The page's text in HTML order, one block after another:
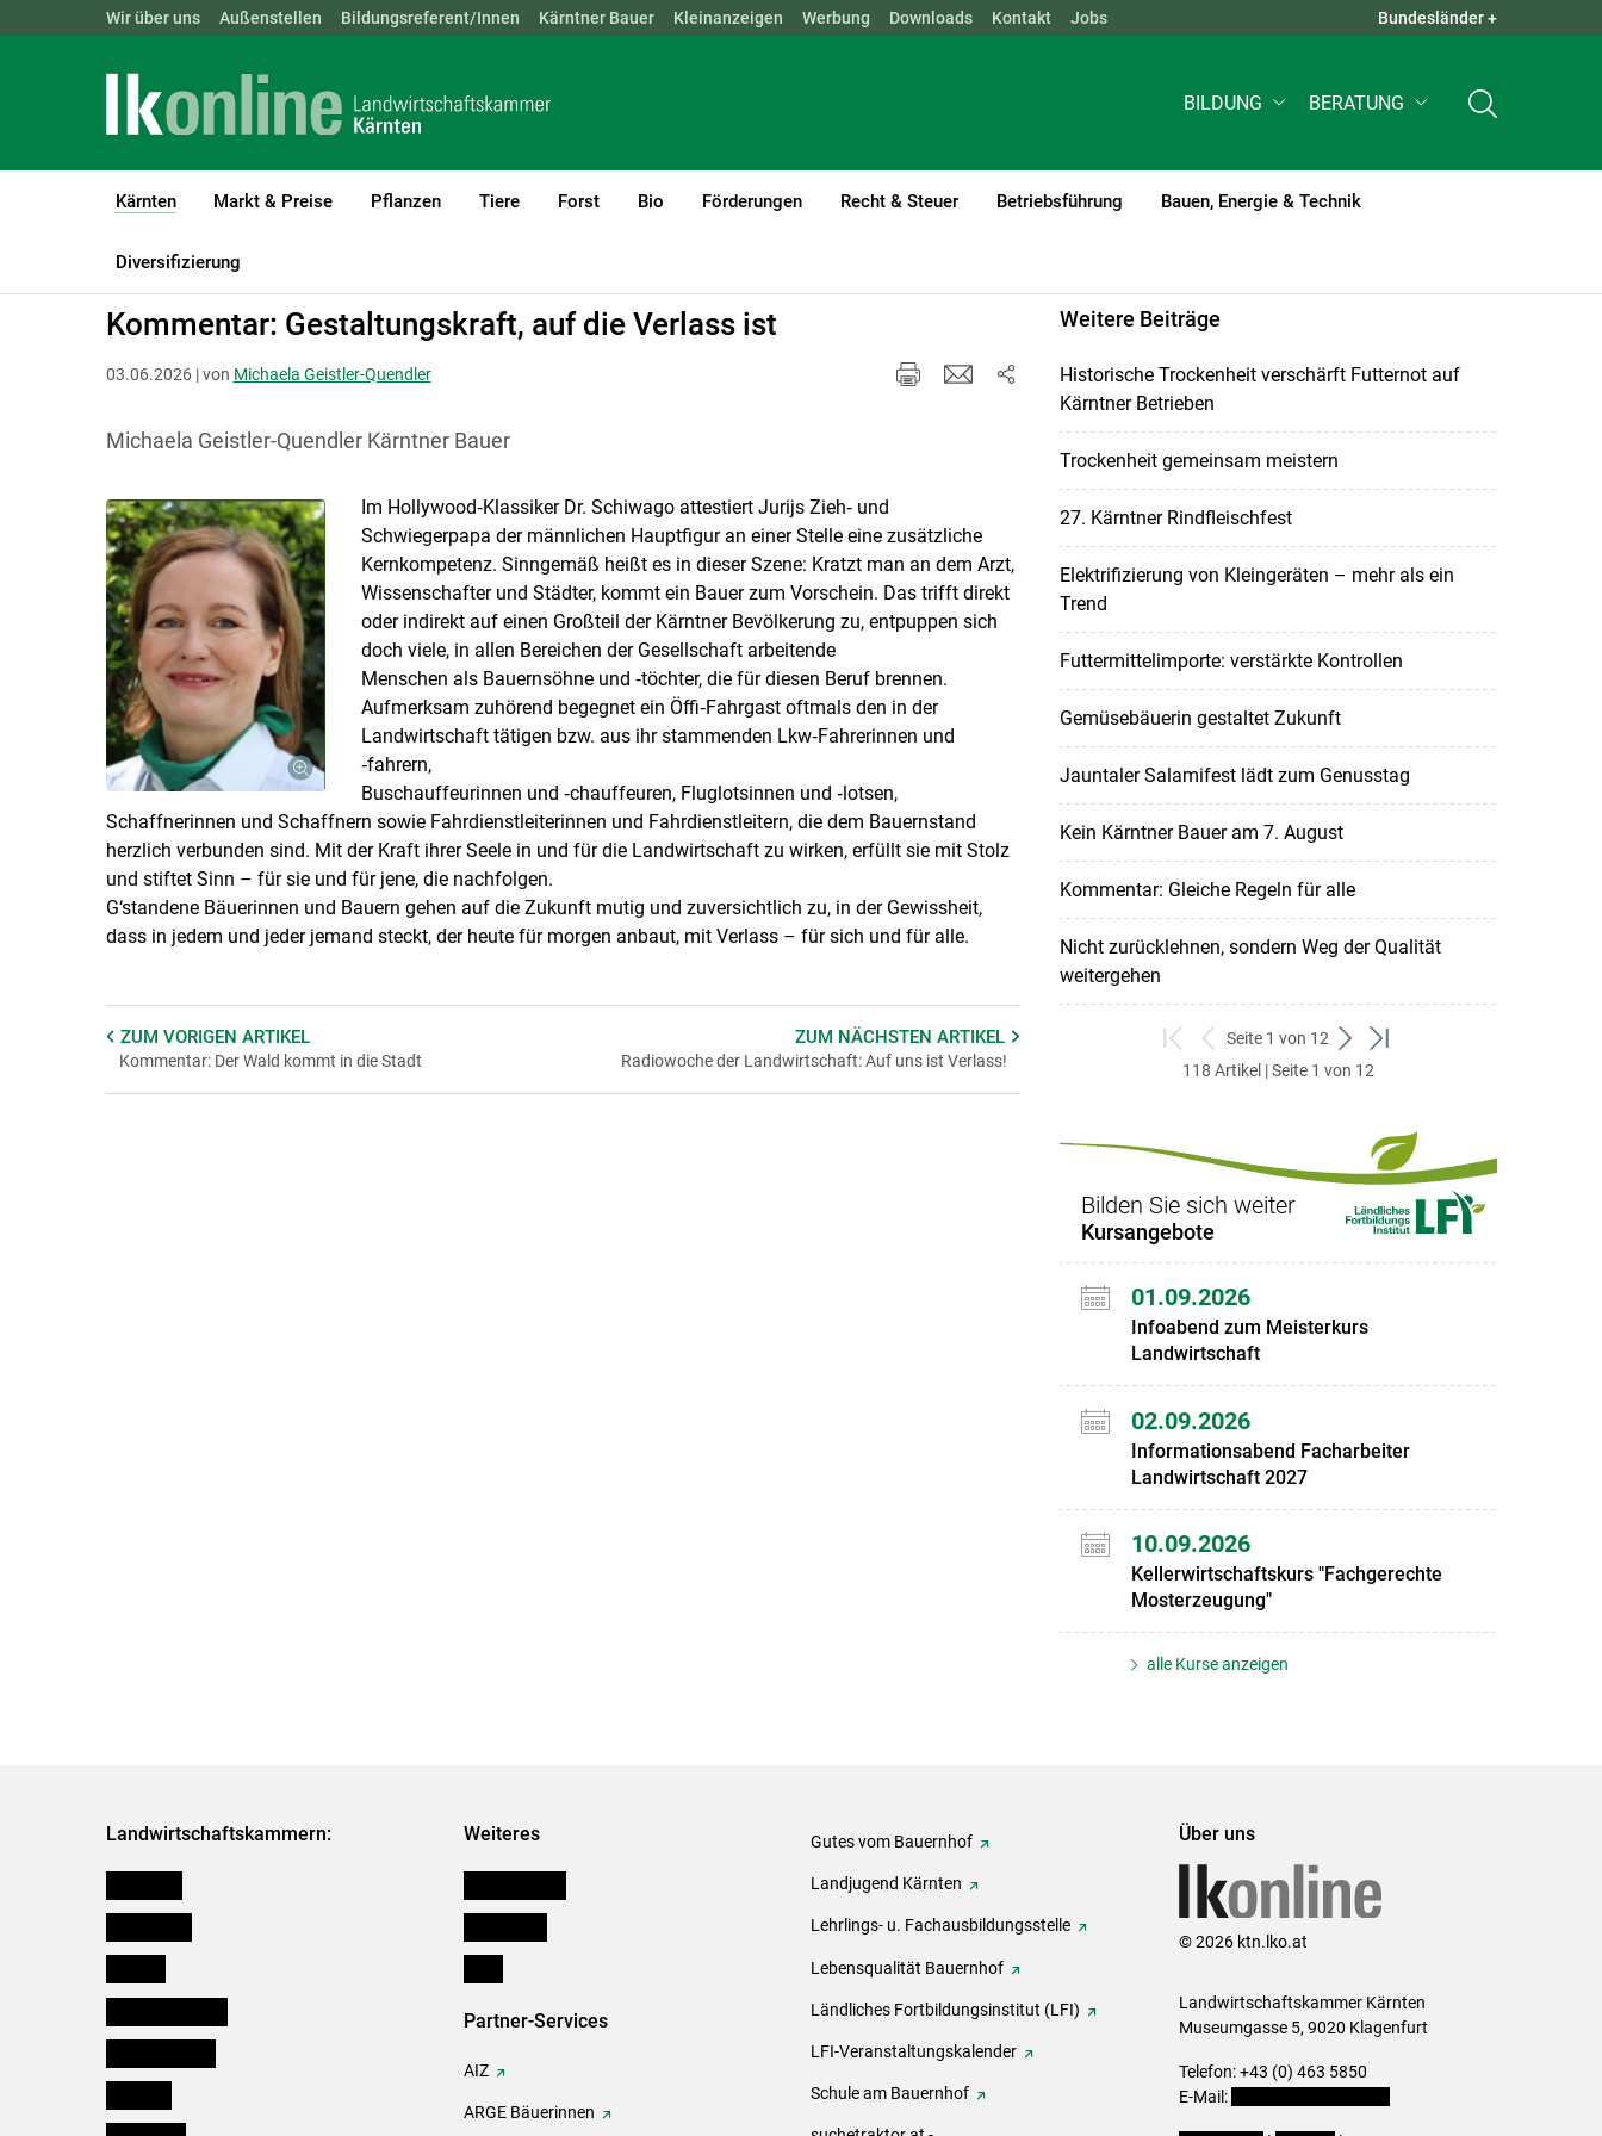
Skip to main content
Landwirtschaftskammern: ÖSTERREICH BGLD KTN NÖ OÖ SBG STMK TIROL VBG WIEN QUICK LINKS +
Wir über uns Außenstellen Bildungsreferent/Innen Kärntner Bauer Kleinanzeigen Werbung Downloads Kontakt Jobs Bundesländer +
BILDUNG BERATUNG
Kärnten
(current)1
Markt & Preise Pflanzen Tiere Forst Bio Förderungen Recht & Steuer Betriebsführung Bauen, Energie & Technik
Diversifizierung
LK Kärnten Kärnten
Kommentar: Gestaltungskraft, auf die Verlass ist
03.06.2026 | von Michaela Geistler-Quendler
Michaela Geistler-Quendler Kärntner Bauer
Im Hollywood‑Klassiker Dr. Schiwago attestiert Jurijs Zieh‑ und
Schwiegerpapa der männlichen Hauptfigur an einer Stelle eine zusätzliche
Kernkompetenz. Sinngemäß heißt es in dieser Szene: Kratzt man an dem Arzt,
Wissenschafter und Städter, kommt ein Bauer zum Vorschein. Das trifft direkt
oder indirekt auf einen Großteil der Kärntner Bevölkerung zu, entpuppen sich
doch viele, in allen Bereichen der Gesellschaft arbeitende
Menschen als Bauernsöhne und ‑töchter, die für diesen Beruf brennen.
Aufmerksam zuhörend begegnet ein Öffi‑Fahrgast oftmals den in der
Landwirtschaft tätigen bzw. aus ihr stammenden Lkw‑Fahrerinnen und
‑fahrern,
Buschauffeurinnen und ‑chauffeuren, Fluglotsinnen und ‑lotsen,
Schaffnerinnen und Schaffnern sowie Fahrdienstleiterinnen und Fahrdienstleitern, die dem Bauernstand
herzlich verbunden sind. Mit der Kraft ihrer Seele in und für die Landwirtschaft zu wirken, erfüllt sie mit Stolz
und stiftet Sinn – für sie und für jene, die nachfolgen.
G‘standene Bäuerinnen und Bauern gehen auf die Zukunft mutig und zuversichtlich zu, in der Gewissheit,
dass in jedem und jeder jemand steckt, der heute für morgen anbaut, mit Verlass – für sich und für alle.
ZUM VORIGEN ARTIKEL
Kommentar: Der Wald kommt in die Stadt
ZUM NÄCHSTENARTIKEL
Radiowoche der Landwirtschaft: Auf uns ist Verlass!
Weitere Beiträge
Historische Trockenheit verschärft Futternot auf
Kärntner Betrieben
Trockenheit gemeinsam meistern
27. Kärntner Rindfleischfest
Elektrifizierung von Kleingeräten – mehr als ein
Trend
Futtermittelimporte: verstärkte Kontrollen
Gemüsebäuerin gestaltet Zukunft
Jauntaler Salamifest lädt zum Genusstag
Kein Kärntner Bauer am 7. August
Kommentar: Gleiche Regeln für alle
Nicht zurücklehnen, sondern Weg der Qualität
weitergehen
zum
ersten
zurück
zum
Seite 1 von 12
weiter
zum
zum
118 Artikel | Seite 1 von 12
Bilden Sie sich weiter
Kursangebote
01.09.2026
Infoabend zum Meisterkurs
Landwirtschaft
02.09.2026
Informationsabend Facharbeiter
Landwirtschaft 2027
10.09.2026
Kellerwirtschaftskurs "Fachgerechte
Mosterzeugung"
alle Kurse anzeigen
Landwirtschaftskammern: Weiteres
Partner-Services
AIZ
ARGE Bäuerinnen
Gutes vom Bauernhof
Landjugend Kärnten
Lehrlings- u. Fachausbildungsstelle
Lebensqualität Bauernhof
Ländliches Fortbildungsinstitut (LFI)
LFI-Veranstaltungskalender
Schule am Bauernhof
Über uns
© 2026 ktn.lko.at
Landwirtschaftskammer Kärnten
Museumgasse 5, 9020 Klagenfurt
Telefon: +43 (0) 463 5850
E-Mail: